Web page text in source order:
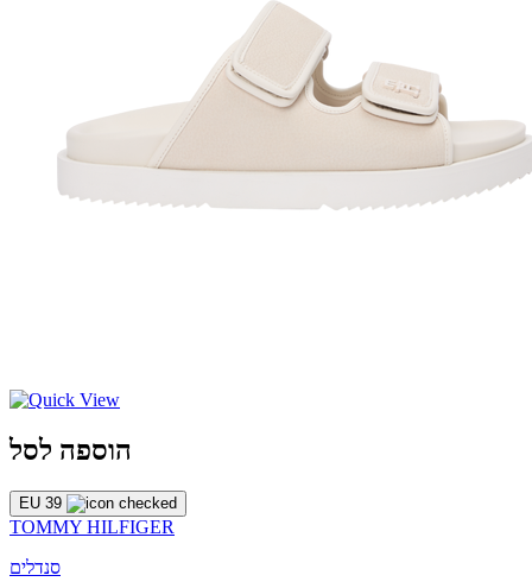
הוספה לסל
EU 39
TOMMY HILFIGER
סנדלים